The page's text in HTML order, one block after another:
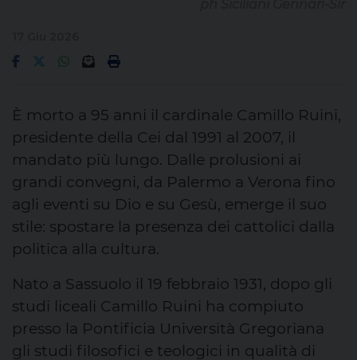
È morto a 95 anni il cardinale Camillo Ruini,
presidente della Cei dal 1991 al 2007, il
mandato più lungo. Dalle prolusioni ai
grandi convegni, da Palermo a Verona fino
agli eventi su Dio e su Gesù, emerge il suo
stile: spostare la presenza dei cattolici dalla
politica alla cultura.
Nato a Sassuolo il 19 febbraio 1931, dopo gli
studi liceali Camillo Ruini ha compiuto
presso la Pontificia Università Gregoriana
gli studi filosofici e teologici in qualità di